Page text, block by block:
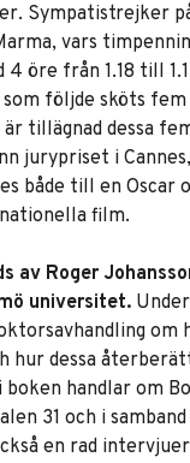
Sympatistrejker
vars
4 öre från 1.18 till
följde sköts
tillägnad dessa
jurypriset i
både till en Oscar
film.
av Roger
universitet.
om
hur dessa
handlar om
31 och i
en rad